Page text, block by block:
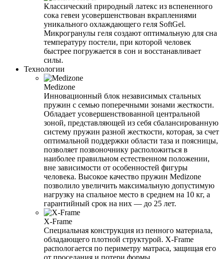
Классический природный латекс из вспененного
сока гевеи усовершенствован вкраплениями
уникального охлаждающего геля SoftGel.
Микрогранулы геля создают оптимальную для сна
температуру постели, при которой человек
быстрее погружается в сон и восстанавливает
силы.
Технологии
Medizone
Инновационный блок независимых стальных
пружин с семью поперечными зонами жесткости.
Обладает усовершенствованной центральной
зоной, представляющей из себя сбалансированную
систему пружин разной жесткости, которая, за счет
оптимальной поддержки области таза и поясницы,
позволяет позвоночнику расположиться в
наиболее правильном естественном положении,
вне зависимости от особенностей фигуры
человека. Высокое качество пружин Medizone
позволило увеличить максимальную допустимую
нагрузку на спальное место в среднем на 10 кг, а
гарантийный срок на них — до 25 лет.
X-Frame
Специальная конструкция из пенного материала,
обладающего плотной структурой. X-Frame
распологается по периметру матраса, защищая его